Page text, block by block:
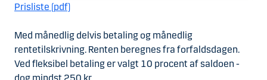
Prisliste (pdf)
Med månedlig delvis betaling og månedlig
rentetilskrivning. Renten beregnes fra forfaldsdagen.
Ved fleksibel betaling er valgt 10 procent af saldoen -